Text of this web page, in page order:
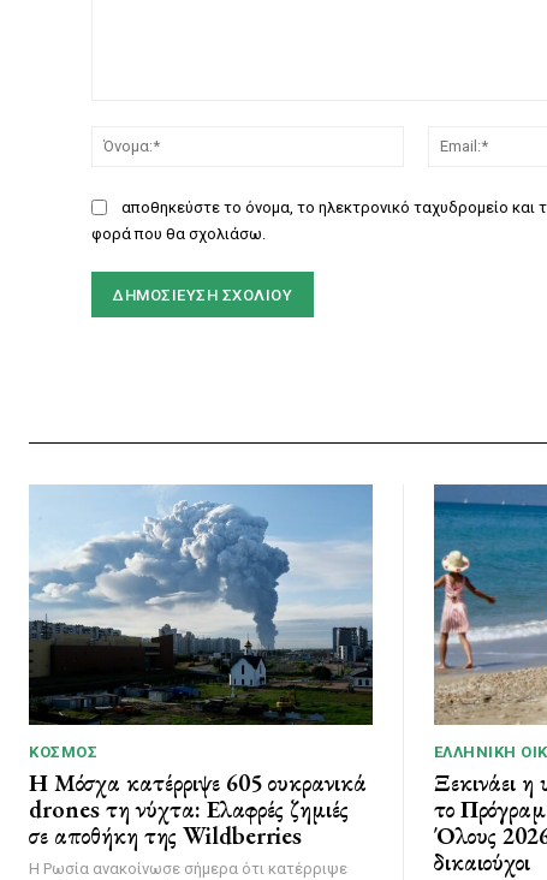
Όνομα:*
αποθηκεύστε το όνομα, το ηλεκτρονικό ταχυδρομείο
φορά που θα σχολιάσω.
ΚΌΣΜΟΣ
Η Μόσχα κατέρριψε 605 ουκρανικά
drones τη νύχτα: Ελαφρές ζημιές
σε αποθήκη της Wildberries
Η Ρωσία ανακοίνωσε σήμερα ότι κατέρριψε
ΕΛΛΗΝΙΚΉ
Ξεκινάει η
το
Όλους
δικαιούχοι